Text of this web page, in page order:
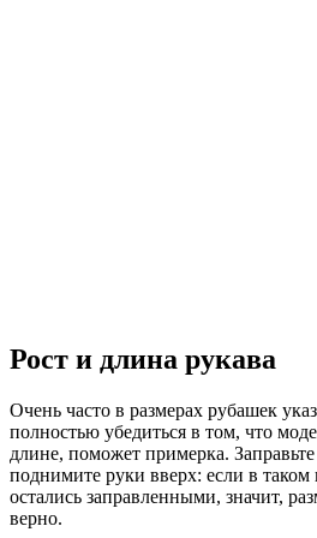
Рост и длина рукава
Очень часто в размерах рубашек
полностью убедиться в том, что
длине, поможет примерка.
поднимите руки вверх: если в
остались заправленными, значит,
верно.